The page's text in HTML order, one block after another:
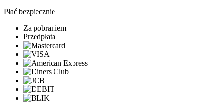
Płać bezpiecznie
Za pobraniem
Przedpłata